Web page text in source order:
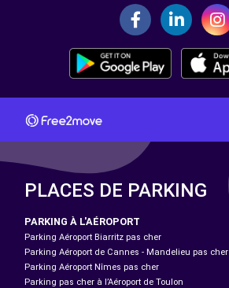
PLACES DE PARKING
PARKING À L'AÉROPORT
Parking Aéroport Biarritz pas cher
Parking Aéroport de Cannes - Mandelieu pas cher
Parking Aéroport Nîmes pas cher
Parking pas cher à l’Aéroport de Toulon